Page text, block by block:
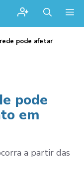
pode afetar
pode
em
a partir das